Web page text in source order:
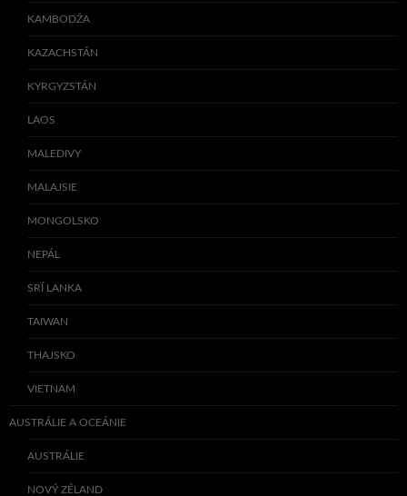
KAMBODŽA
KAZACHSTÁN
KYRGYZSTÁN
LAOS
MALEDIVY
MALAJSIE
MONGOLSKO
NEPÁL
SRÍ LANKA
TAIWAN
THAJSKO
VIETNAM
AUSTRÁLIE A OCEÁNIE
AUSTRÁLIE
NOVÝ ZÉLAND